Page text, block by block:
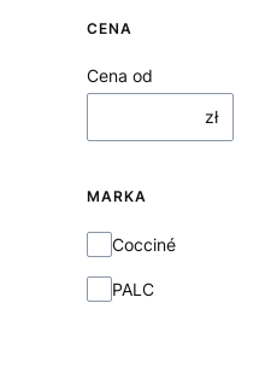
CENA
Cena od
zł
MARKA
Marka
Cocciné
PALC